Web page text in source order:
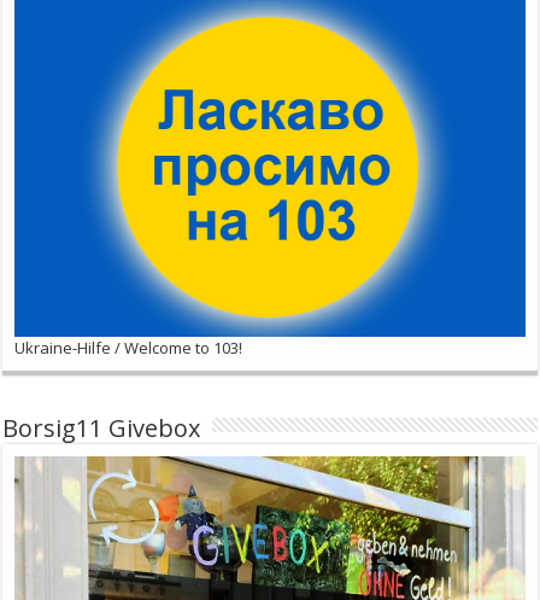
Ukraine-Hilfe / Welcome to 103!
Borsig11 Givebox